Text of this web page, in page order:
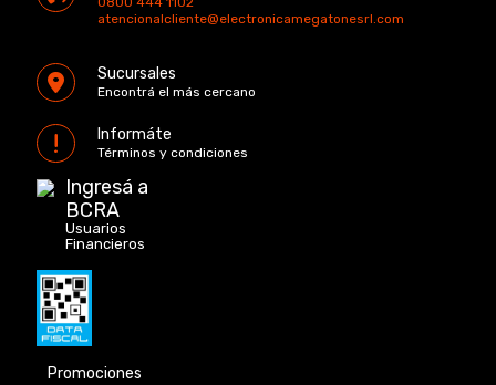
atencionalcliente@electronicamegatonesrl.com
Sucursales
Encontrá el más cercano
Informáte
Términos y condiciones
Ingresá a
BCRA
Usuarios
Financieros
Promociones